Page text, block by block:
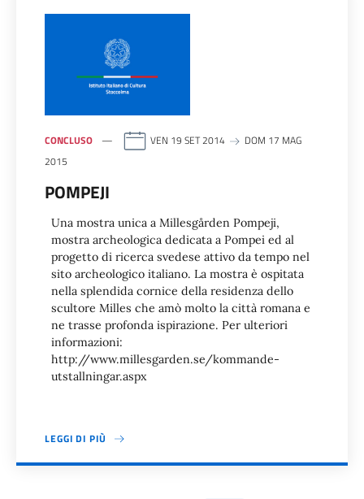
CONCLUSO VEN 19 SET 2014
DOM 17 MAG
2015
POMPEJI
Una mostra unica a Millesgården Pompeji,
mostra archeologica dedicata a Pompei ed al
progetto di ricerca svedese attivo da tempo nel
sito archeologico italiano. La mostra è ospitata
nella splendida cornice della residenza dello
scultore Milles che amò molto la città romana e
ne trasse profonda ispirazione. Per ulteriori
informazioni:
http://www.millesgarden.se/kommande-
utstallningar.aspx
LEGGI DI PIÙ